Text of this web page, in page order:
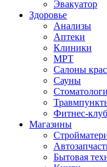
Эвакуатор
Здоровье
Анализы
Аптеки
Клиники
МРТ
Салоны
Сауны
Фитнес-
Магазины
Бытовая